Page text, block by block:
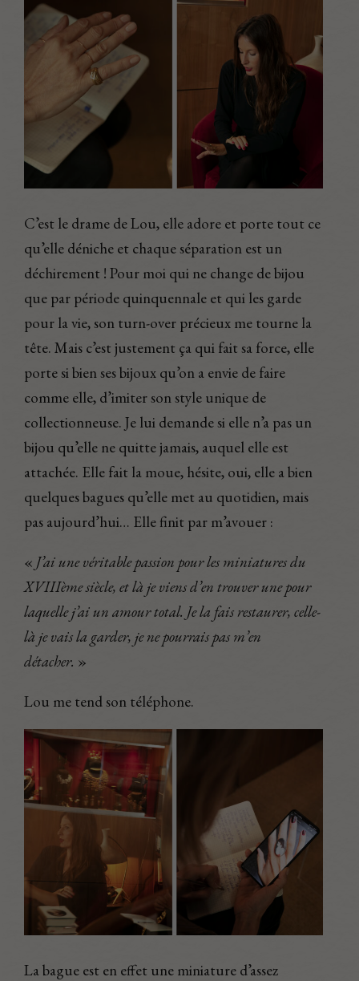
C’est le drame de Lou, elle adore et porte tout ce
qu’elle déniche et chaque séparation est un
déchirement ! Pour moi qui ne change de bijou
que par période quinquennale et qui les garde
pour la vie, son turn-over précieux me tourne la
tête. Mais c’est justement ça qui fait sa force, elle
porte si bien ses bijoux qu’on a envie de faire
comme elle, d’imiter son style unique de
collectionneuse. Je lui demande si elle n’a pas un
bijou qu’elle ne quitte jamais, auquel elle est
attachée. Elle fait la moue, hésite, oui, elle a bien
quelques bagues qu’elle met au quotidien, mais
pas aujourd’hui… Elle finit par m’avouer :
« J’ai une véritable passion pour les miniatures du
XVIIIème siècle, et là je viens d’en trouver une pour
laquelle j’ai un amour total. Je la fais restaurer, celle-
là je vais la garder, je ne pourrais pas m’en
détacher. »
Lou me tend son téléphone.
La bague est en effet une miniature d’assez